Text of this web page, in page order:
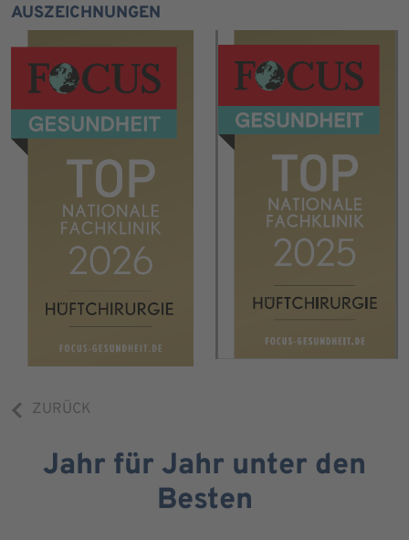
AUSZEICHNUNGEN
ZURÜCK
Jahr für Jahr unter den
Besten